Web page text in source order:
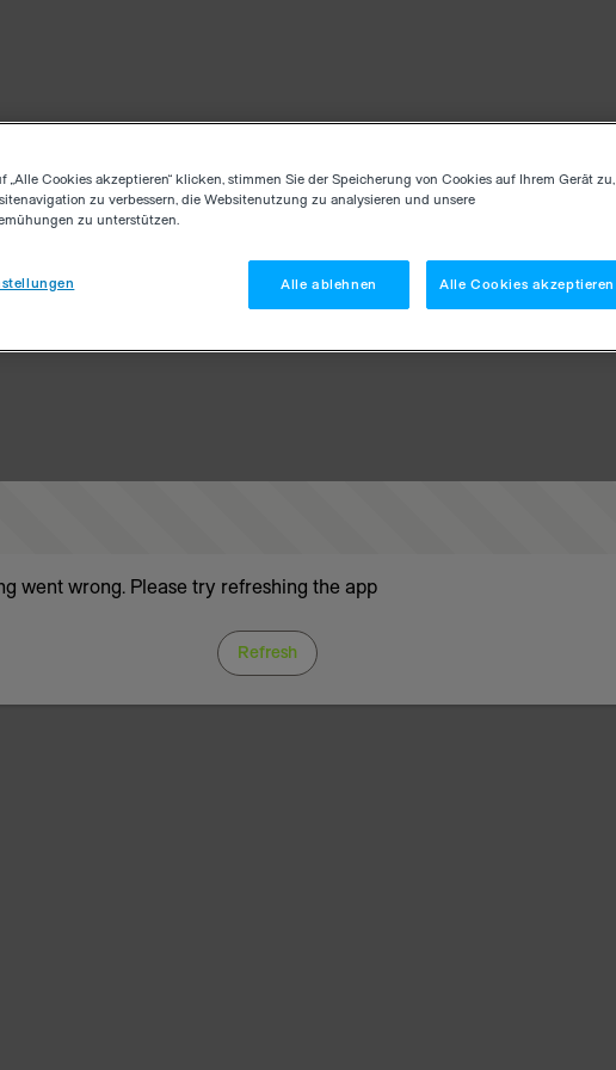
went wrong. Please try refreshing the app
Refresh
„Alle Cookies akzeptieren“ klicken, stimmen Sie der Speicherung von Cookies auf Ihrem Gerät zu,
zu verbessern, die Websitenutzung zu analysieren und unsere
zu unterstützen.
Alle ablehnen Alle Cookies akzeptieren